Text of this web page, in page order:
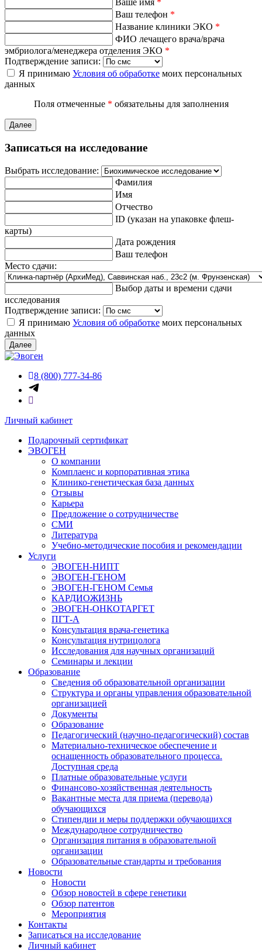
Ваш телефон *
Название клиники ЭКО *
ФИО лечащего врача/врача
эмбриолога/менеджера отделения ЭКО *
Подтверждение записи:
Я принимаю Условия об обработке моих персональных
данных
Поля отмеченные * обязательны для заполнения
Далее
Записаться на исследование
Выбрать исследование:
Фамилия
Имя
Отчество
ID (указан на упаковке флеш-
карты)
Дата рождения
Ваш телефон
Место сдачи:
Выбор даты и времени сдачи
исследования
Подтверждение записи:
Я принимаю Условия об обработке моих персональных
данных
Далее
8 (800) 777-34-86
Личный кабинет
Подарочный сертификат
ЭВОГЕН
О компании
Комплаенс и корпоративная этика
Клинико-генетическая база данных
Отзывы
Карьера
Предложение о сотрудничестве
СМИ
Литература
Учебно-методические пособия и рекомендации
Услуги
ЭВОГЕН-НИПТ
ЭВОГЕН-ГЕНОМ
ЭВОГЕН-ГЕНОМ Семья
КАРДИОЖИЗНЬ
ЭВОГЕН-ОНКОТАРГЕТ
ПГТ-А
Консультация врача-генетика
Консультация нутрицолога
Исследования для научных организаций
Семинары и лекции
Образование
Сведения об образовательной организации
Структура и органы управления образовательной
организацией
Документы
Образование
Педагогический (научно-педагогический) состав
Материально-техническое обеспечение и
оснащенность образовательного процесса.
Доступная среда
Платные образовательные услуги
Финансово-хозяйственная деятельность
Вакантные места для приема (перевода)
обучающихся
Стипендии и меры поддержки обучающихся
Международное сотрудничество
Организация питания в образовательной
организации
Образовательные стандарты и требования
Новости
Новости
Обзор новостей в сфере генетики
Обзор патентов
Мероприятия
Контакты
Записаться на исследование
Личный кабинет